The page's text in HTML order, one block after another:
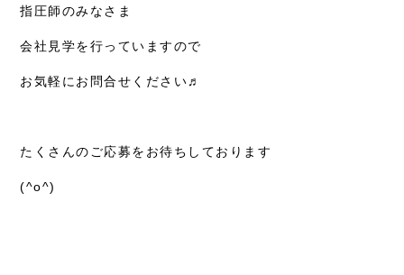
指圧師のみなさま
会社見学を行っていますので
お気軽にお問合せください♬
たくさんのご応募をお待ちしております
(^o^)